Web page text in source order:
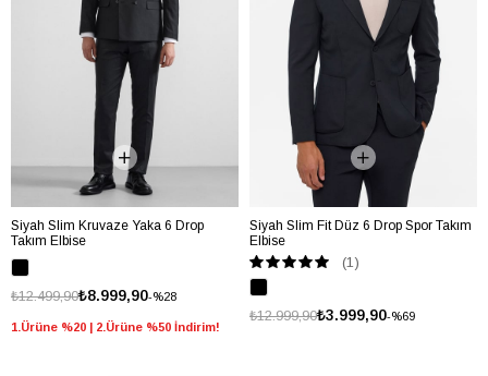
Siyah Slim Kruvaze Yaka 6 Drop
Takım Elbise
%28
₺8.999,90
₺12.499,90
1.Ürüne %20 | 2.Ürüne %50 İndirim!
Siyah Slim Fit Düz 6 Drop Spor Takım
Elbise
(1)
%69
₺3.999,90
₺12.999,90